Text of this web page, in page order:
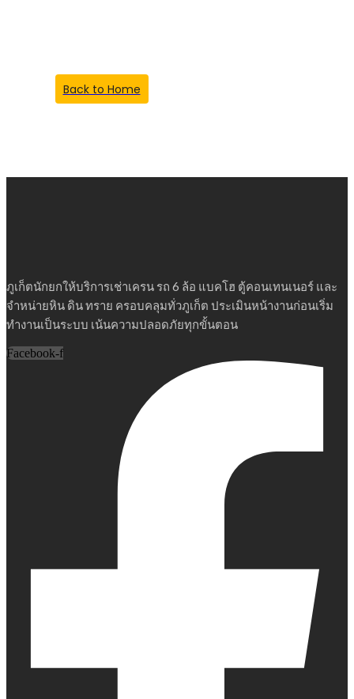
Back to Home
ภูเก็ตนักยกให้บริการเช่าเครน รถ 6 ล้อ แบคโฮ ตู้คอนเทนเนอร์ และ
จำหน่ายหิน ดิน ทราย ครอบคลุมทั่วภูเก็ต ประเมินหน้างานก่อนเริ่ม
ทำงานเป็นระบบ เน้นความปลอดภัยทุกขั้นตอน
Facebook-f